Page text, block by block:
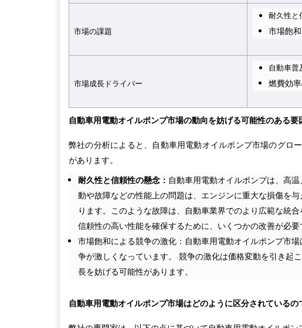
市場の課題
耐久性と
市場飽
市場成長ドライバー
自動車普
燃費効
自動車用電動オイルポンプ市場の動向を妨げる可能性のある要
弊社の分析によると、自動車用電動オイルポンプ市場のグロ
があります。
耐久性と信頼性の懸念： 自動車用電動オイルポンプは、高
動や故障などの性能上の問題は、エンジンに重大な損傷を
ります。このような故障は、自動車業界でのより広範な統
信頼性の高い性能を確保するために、いくつかの改善が必要
市場飽和による競争の激化：自動車用電動オイルポンプ市
争が激しくなっています。 競争の激化は価格変動を引き起
長を妨げる可能性があります。
自動車用電動オイルポンプ市場はどのように区分されているの